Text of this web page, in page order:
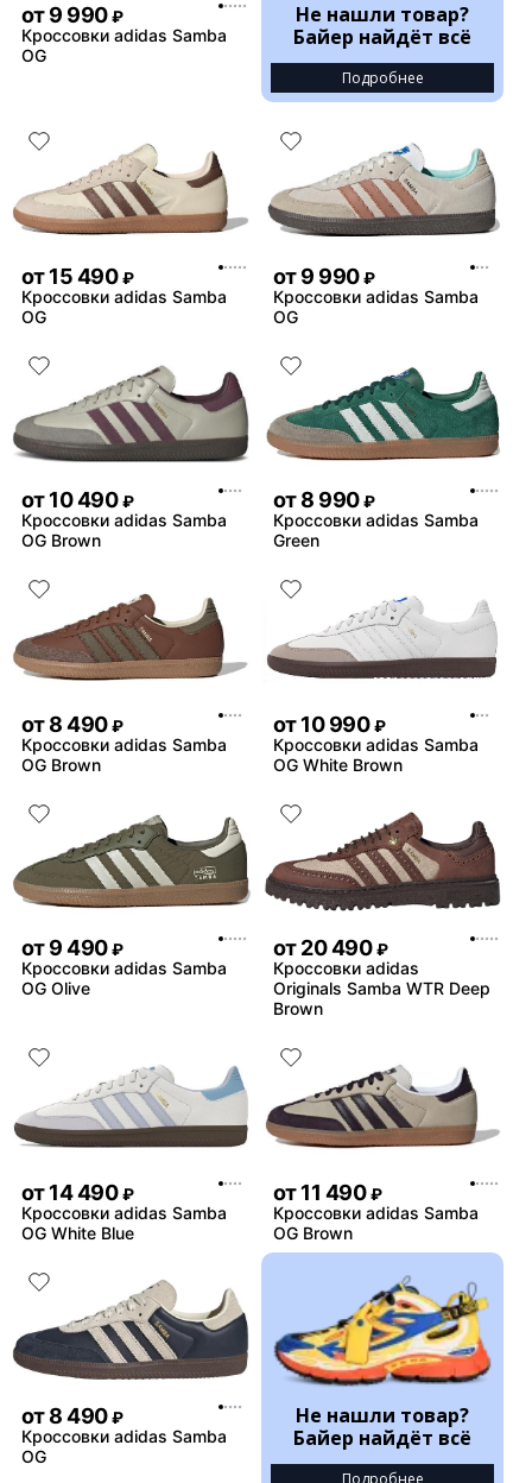
от9 990 ₽
Кроссовки adidas Samba
OG
Не нашли товар?
Байер найдёт всё
Подробнее
от15 490 ₽
Кроссовки adidas Samba
OG
от9 990 ₽
Кроссовки adidas Samba
OG
от10 490 ₽
Кроссовки adidas Samba
OG Brown
от8 990 ₽
Кроссовки adidas Samba
Green
от8 490 ₽
Кроссовки adidas Samba
OG Brown
от10 990 ₽
Кроссовки adidas Samba
OG White Brown
от9 490 ₽
Кроссовки adidas Samba
OG Olive
от20 490 ₽
Кроссовки adidas
Originals Samba WTR Deep
Brown
от14 490 ₽
Кроссовки adidas Samba
OG White Blue
от11 490 ₽
Кроссовки adidas Samba
OG Brown
от8 490 ₽
Кроссовки adidas Samba
OG
Не нашли товар?
Байер найдёт всё
Подробнее